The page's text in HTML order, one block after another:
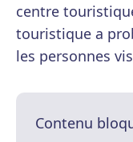
centre
touristique a
les personnes
Contenu